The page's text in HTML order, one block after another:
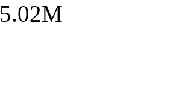
5.02M